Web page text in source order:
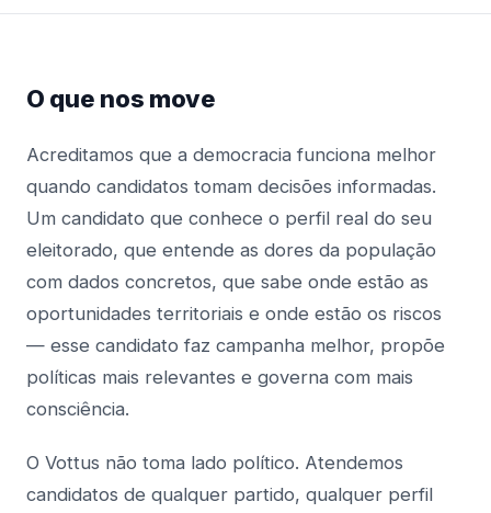
O que nos move
Acreditamos que a democracia funciona melhor
quando candidatos tomam decisões informadas.
Um candidato que conhece o perfil real do seu
eleitorado, que entende as dores da população
com dados concretos, que sabe onde estão as
oportunidades territoriais e onde estão os riscos
— esse candidato faz campanha melhor, propõe
políticas mais relevantes e governa com mais
consciência.
O Vottus não toma lado político. Atendemos
candidatos de qualquer partido, qualquer perfil